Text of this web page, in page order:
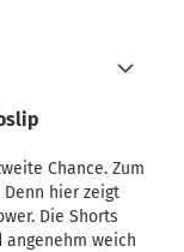
Chance. Zum
hier zeigt
Die Shorts
weich